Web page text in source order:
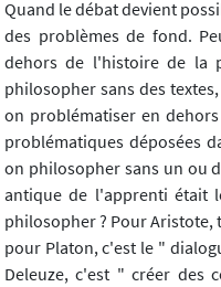
Quand le débat devient
des problèmes de fond.
dehors de l'histoire de la
philosopher sans des
on problématiser en
problématiques déposées
on philosopher sans un ou
antique de l'apprenti était
philosopher ? Pour Aristote,
pour Platon, c'est le "
Deleuze, c'est " créer des